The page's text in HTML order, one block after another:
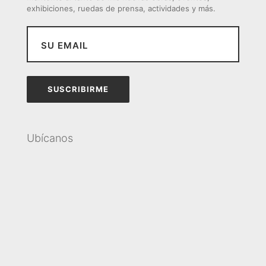
exhibiciones, ruedas de prensa, actividades y más.
Ubícanos